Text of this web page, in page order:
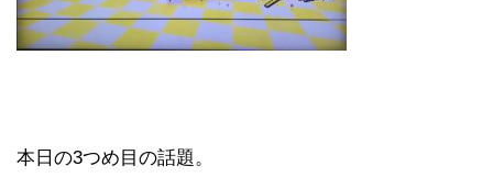
本日の3つめ目の話題。